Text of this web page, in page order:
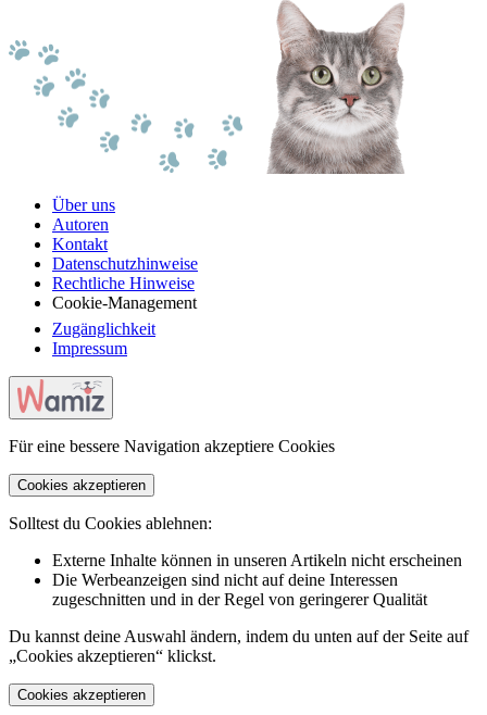
Über uns
Autoren
Kontakt
Datenschutzhinweise
Rechtliche Hinweise
Cookie-Management
Zugänglichkeit
Impressum
Für eine bessere Navigation akzeptiere Cookies
Cookies akzeptieren
Solltest du Cookies ablehnen:
Externe Inhalte können in unseren Artikeln nicht erscheinen
Die Werbeanzeigen sind nicht auf deine Interessen
zugeschnitten und in der Regel von geringerer Qualität
Du kannst deine Auswahl ändern, indem du unten auf der Seite auf
„Cookies akzeptieren“ klickst.
Cookies akzeptieren